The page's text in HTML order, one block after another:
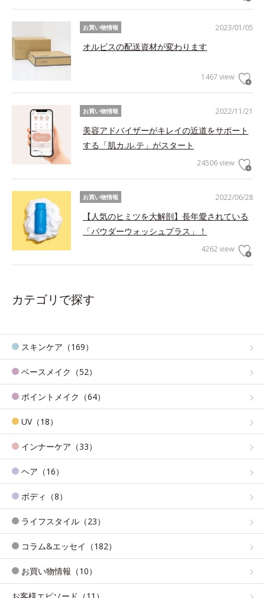
2023/01/05
お買い物情報
オルビスの配送資材が変わります
1467 view
2022/11/21
お買い物情報
美容アドバイザーがキレイの近道をサポート
する「肌カ.ル.テ」がスタート
24506 view
2022/06/28
お買い物情報
【人気のヒミツを大解剖】長年愛されている
「パウダーウォッシュプラス」！
4262 view
カテゴリで探す
スキンケア（169）
ベースメイク（52）
ポイントメイク（64）
UV（18）
インナーケア（33）
ヘア（16）
ボディ（8）
ライフスタイル（23）
コラム&エッセイ（182）
お買い物情報（10）